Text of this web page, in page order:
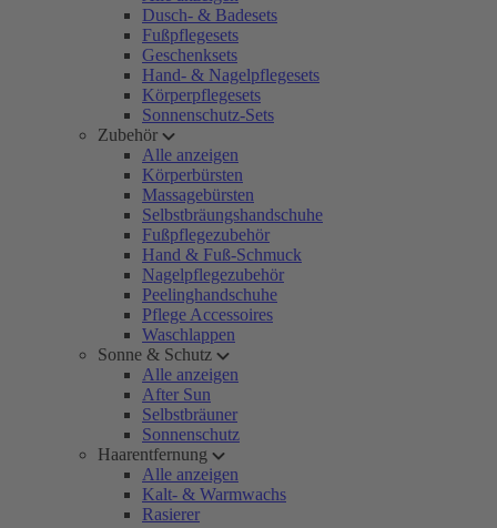
Dusch- & Badesets
Fußpflegesets
Geschenksets
Hand- & Nagelpflegesets
Körperpflegesets
Sonnenschutz-Sets
Zubehör
Alle anzeigen
Körperbürsten
Massagebürsten
Selbstbräungshandschuhe
Fußpflegezubehör
Hand & Fuß-Schmuck
Nagelpflegezubehör
Peelinghandschuhe
Pflege Accessoires
Waschlappen
Sonne & Schutz
Alle anzeigen
After Sun
Selbstbräuner
Sonnenschutz
Haarentfernung
Alle anzeigen
Kalt- & Warmwachs
Rasierer